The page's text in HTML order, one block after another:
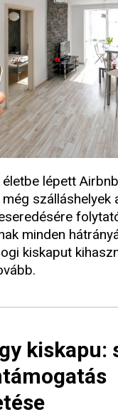
lépett
szálláshelyek
minden
kiskaput
kiskapu: